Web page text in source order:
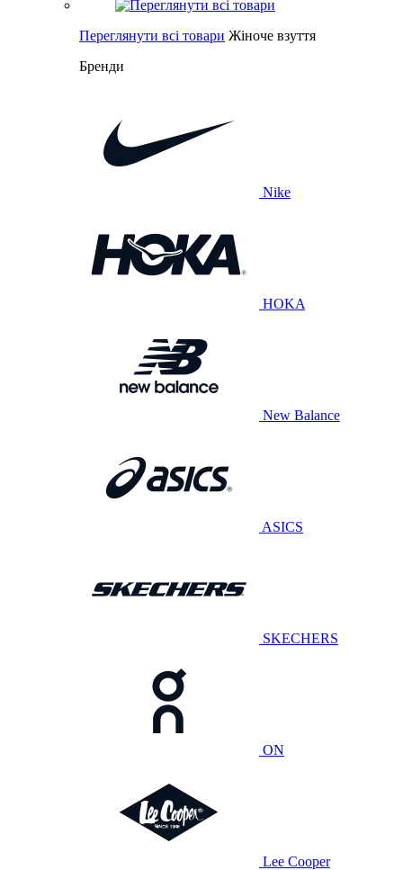
Переглянути всі товари Жіноче взуття
Бренди
Nike
HOKA
New Balance
ASICS
SKECHERS
ON
Lee Cooper